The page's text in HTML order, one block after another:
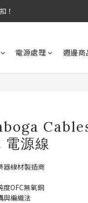
待 與 您 相 見
！
電源處理 週邊商
源線
器線材製造商
OFC無氧銅
與編織法